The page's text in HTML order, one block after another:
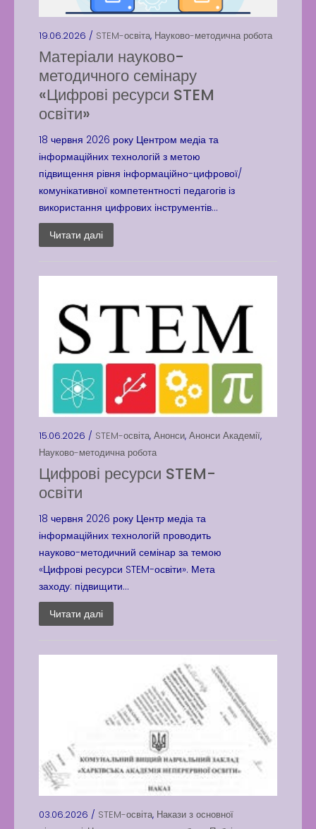
Latter match class
Pool
Way
Вакансії
Вакансії,Публічна
Читати далі
19.06.2026 / STEM-освіта, Науково-методична робота
Матеріали науково-
методичного семінару
«Цифрові ресурси STEM
освіти»
18 червня 2026 року Центром медіа та
інформаційних технологій з метою
підвищення рівня інформаційно-цифрової/
комунікативної компетентності педагогів із
використання цифрових інструментів...
Читати далі
15.06.2026 / STEM-освіта, Анонси, Анонси Академії,
Науково-методична робота
Цифрові ресурси STEM-
освіти
18 червня 2026 року Центр медіа та
інформаційних технологій проводить
науково-методичний семінар за темою
«Цифрові ресурси STEM-освіти». Мета
заходу: підвищити...
Читати далі
03.06.2026 / STEM-освіта, Накази з основної